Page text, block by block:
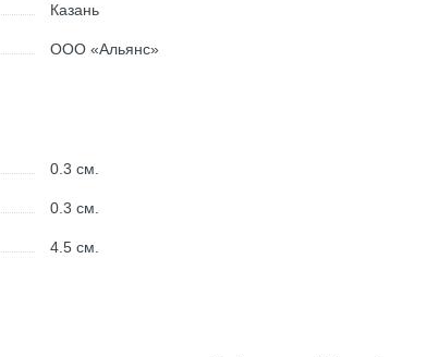
Казань
ООО «Альянс»
0.3 см.
0.3 см.
4.5 см.